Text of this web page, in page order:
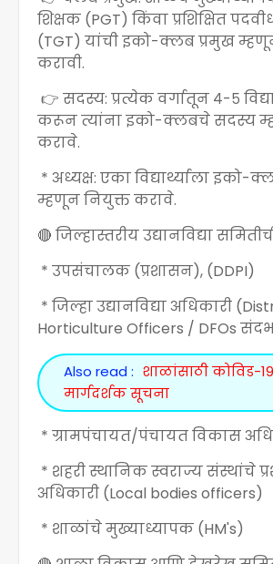
शिक्षक (PGT) किंवा प्रशिक्षित
(TGT) यांची इको-क्लब प्रमुख
करावी.
👉 सदस्य: प्रत्येक वर्गातून ४-५
करून त्यांना इको-क्लबचे सदस्य
करावे.
* अध्यक्ष: एका विद्यार्थ्याला इको-
म्हणून नियुक्त करावे.
🔴 जिल्हास्तरीय उद्यानविद्या
* उपसंचालक (प्रशासन), (DDPI)
* जिल्हा उद्यानविद्या अधिकारी
Horticulture Officers / DFOs
Also read : शाळांसाठी कोविड-19
मार्गदर्शक सूचना
* ग्रामपंचायत/पंचायत विकास
* शहरी स्थानिक स्वराज्य संस्थांचे
अधिकारी (Local bodies officers)
* शाळांचे मुख्याध्यापक (HM's)